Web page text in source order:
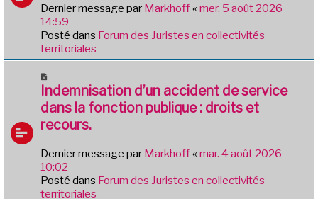
g
e
a
u
m
e
a
g
e
Dernier message par Markhoff« mer. 5 août 2026
14:59
Posté dans Forum des Juristes en collectivités
territoriales
o
u
v
e
u
m
e
s
Indemnisation d’un accident de service
dans la fonction publique : droits et
recours.
Dernier message par Markhoff« mar. 4 août 2026
10:02
Posté dans Forum des Juristes en collectivités
territoriales